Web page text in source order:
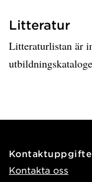
Litteratur
Litteraturlistan är
Kontakta oss